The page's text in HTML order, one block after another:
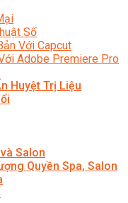
Số
Với Capcut
Adobe Premiere Pro
Huyệt Trị Liệu
Salon
Quyền Spa, Salon